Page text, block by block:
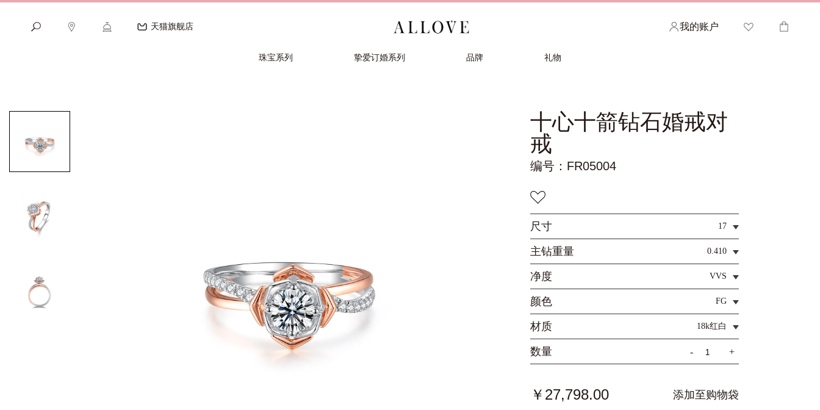
天猫旗舰店 我的账户
欢迎查看您的心愿清单
朋友或家人。
您的购物车
珠宝系列 挚爱订婚系列 品牌 礼物
十心十箭钻石婚戒对
戒
编号：FR05004
尺寸 17
主钻重量 0.410
净度 VVS
颜色 FG
材质 18k红白
数量 - +
￥27,798.00 添加至购物袋